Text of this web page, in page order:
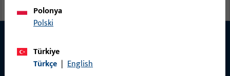
İLETIŞIM
Polonya
Polski
Türkiye
Türkçe | English